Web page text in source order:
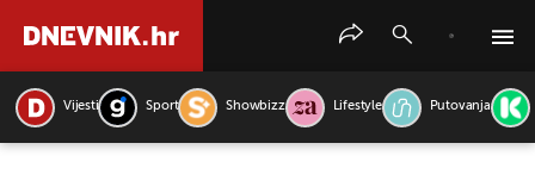
Vijesti Sport Showbizz Lifestyle Putovanja
PRETRAŽITE VIJESTI